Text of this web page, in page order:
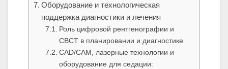
Оборудование и технологическая
поддержка диагностики и лечения
Роль цифровой рентгенографии и
CBCT в планировании и диагностике
CAD/CAM, лазерные технологии и
оборудование для седации: